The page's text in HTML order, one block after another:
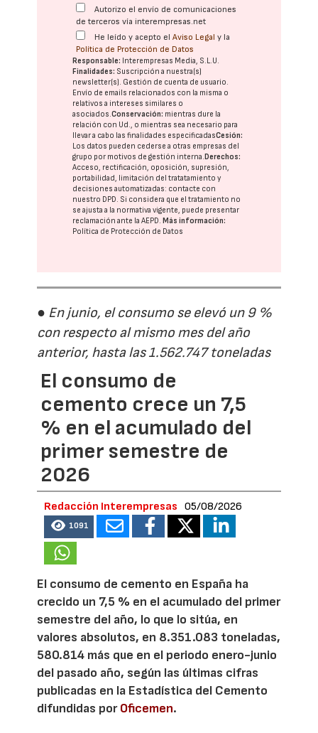
Autorizo el envío de comunicaciones
de terceros vía interempresas.net
He leído y acepto elAviso Legal y la
Política de Protección de Datos
Responsable: Interempresas Media, S.L.U.
Finalidades: Suscripción a nuestra(s)
newsletter(s). Gestión de cuenta de usuario.
Envío de emails relacionados con la misma o
relativos a intereses similares o
asociados.Conservación: mientras dure la
relación con Ud., o mientras sea necesario para
llevar a cabo las finalidades especificadasCesión:
Los datos pueden cederse a otras empresas del
grupo por motivos de gestión interna.Derechos:
Acceso, rectificación, oposición, supresión,
portabilidad, limitación del tratatamiento y
decisiones automatizadas: contacte con
nuestro DPD. Si considera que el tratamiento no
se ajusta a la normativa vigente, puede presentar
reclamación ante laAEPD.Más información:
Política de Protección de Datos
● En junio, el consumo se elevó un 9 %
con respecto al mismo mes del año
anterior, hasta las 1.562.747 toneladas
El consumo de
cemento crece un 7,5
% en el acumulado del
primer semestre de
2026
Redacción Interempresas 05/08/2026
1091
El consumo de cemento en España ha
crecido un 7,5 % en el acumulado del primer
semestre del año, lo que lo sitúa, en
valores absolutos, en 8.351.083 toneladas,
580.814 más que en el periodo enero-junio
del pasado año, según las últimas cifras
publicadas en la Estadística del Cemento
difundidas porOficemen.